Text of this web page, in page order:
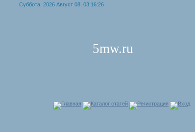
Суббота, 2026 Август 08, 03:16:26
5mw.ru
Главная Каталог статей Регистрация Вход